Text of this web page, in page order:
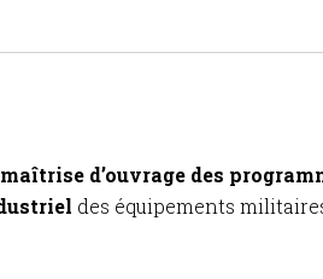
d’ouvrage des
des équipements